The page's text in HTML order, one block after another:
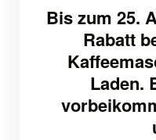
Bis zum 25.
Rabatt
Laden.